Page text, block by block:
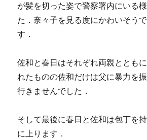
が髪を切った姿で警察署内にいる
た．奈々子を見る度にかわいそう
す．
佐和と春日はそれぞれ両親ととも
れたものの佐和だけは父に暴力を
行きませんでした．
そして最後に春日と佐和は包丁を
に上ります．